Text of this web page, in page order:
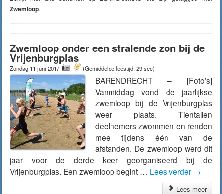
Zwemloop.
Zwemloop onder een stralende zon bij de
Vrijenburgplas
Zondag 11 juni 2017 (Gemiddelde leestijd: 29 sec)
BARENDRECHT – [Foto’s]
Vanmiddag vond de jaarlijkse
zwemloop bij de Vrijenburgplas
weer plaats. Tientallen
deelnemers zwommen en renden
mee tijdens één van de
afstanden. De zwemloop werd dit
jaar voor de derde keer georganiseerd bij de
Vrijenburgplas. Een zwemloop begint … Lees verder →
Lees meer